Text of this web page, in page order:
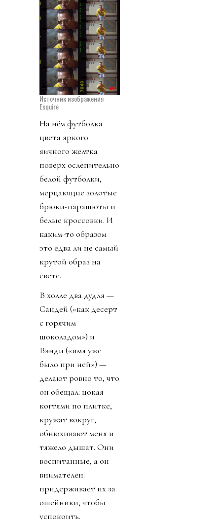
Источник изображения
Esquire
На нём футболка
цвета яркого
яичного желтка
поверх ослепительно
белой футболки,
мерцающие золотые
брюки-парашюты и
белые кроссовки. И
каким-то образом
это едва ли не самый
крутой образ на
свете.
В холле два дудля —
Сандей («как десерт
с горячим
шоколадом») и
Вэнди («имя уже
было при ней») —
делают ровно то, что
он обещал: цокая
когтями по плитке,
кружат вокруг,
обнюхивают меня и
тяжело дышат. Они
воспитанные, а он
внимателен:
придерживает их за
ошейники, чтобы
успокоить.